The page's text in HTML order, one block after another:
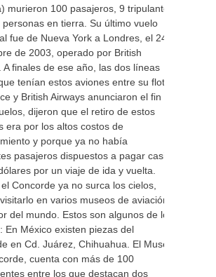
murieron 100 pasajeros, 9 tripulantes
personas en tierra. Su último vuelo
fue de Nueva York a Londres, el 24
de 2003, operado por British
A finales de ese año, las dos líneas
tenían estos aviones entre su flota,
y British Airways anunciaron el fin
dijeron que el retiro de estos
era por los altos costos de
y porque ya no había
pasajeros dispuestos a pagar casi
por un viaje de ida y vuelta.
Concorde ya no surca los cielos,
en varios museos de aviación
del mundo. Estos son algunos de los
En México existen piezas del
en Cd. Juárez, Chihuahua. El Museo
cuenta con más de 100
entre los que destacan dos